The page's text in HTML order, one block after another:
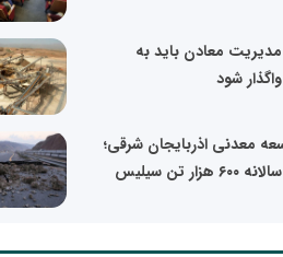
مدیریت معادن باید به
شود
معدنی اذربایجان شرقی؛
تن سیلیس